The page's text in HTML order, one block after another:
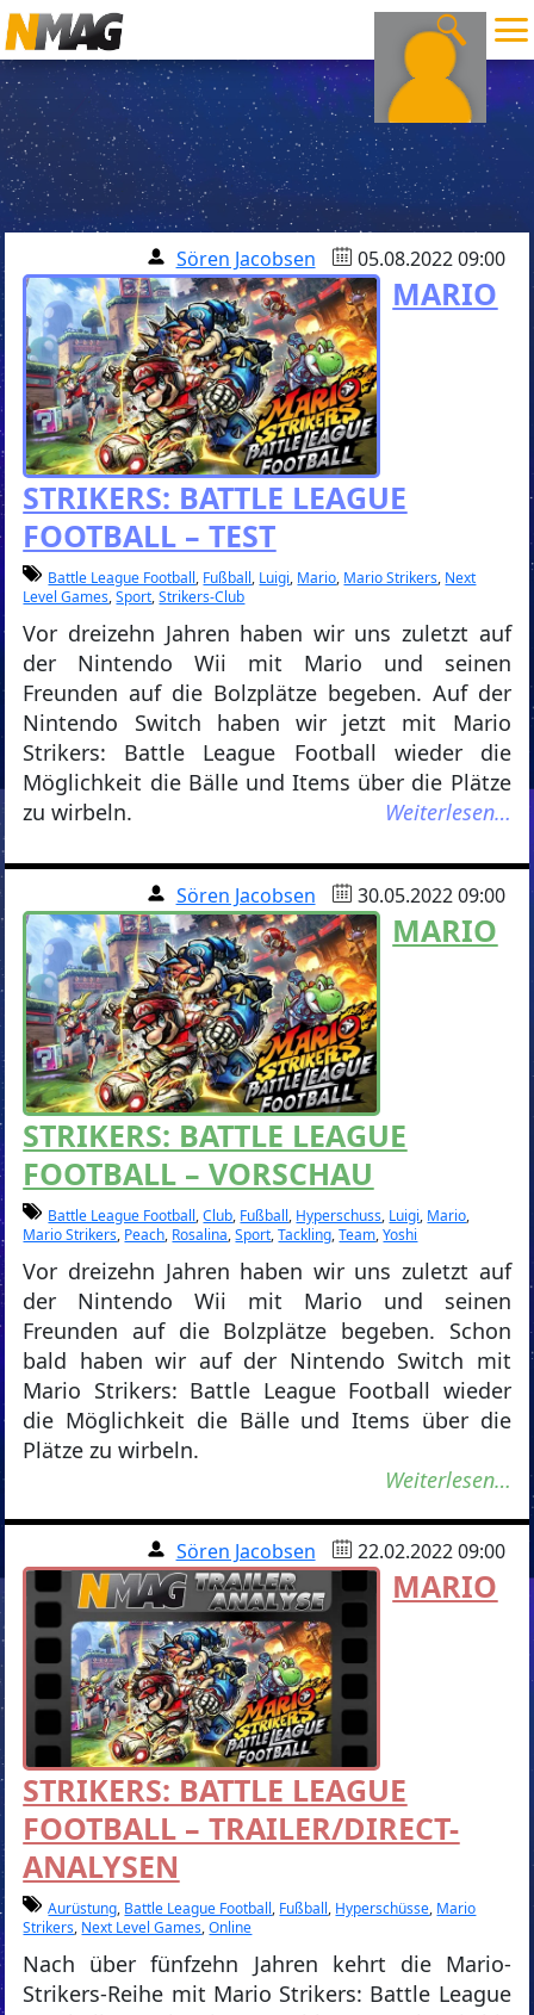
Sören Jacobsen 05.08.2022 09:00
MARIO
STRIKERS: BATTLE LEAGUE
FOOTBALL – TEST
Battle League Football, Fußball, Luigi, Mario, Mario Strikers, Next
Level Games,Sport,Strikers-Club
Vor dreizehn Jahren haben wir uns zuletzt auf
der Nintendo Wii mit Mario und seinen
Freunden auf die Bolzplätze begeben. Auf der
Nintendo Switch haben wir jetzt mit Mario
Strikers: Battle League Football wieder die
Möglichkeit die Bälle und Items über die Plätze
zu wirbeln.
Weiterlesen…
Sören Jacobsen 30.05.2022 09:00
MARIO
STRIKERS: BATTLE LEAGUE
FOOTBALL – VORSCHAU
Battle League Football,Club, Fußball, Hyperschuss, Luigi, Mario,
Mario Strikers, Peach, Rosalina,Sport,Tackling,Team,Yoshi
Vor dreizehn Jahren haben wir uns zuletzt auf
der Nintendo Wii mit Mario und seinen
Freunden auf die Bolzplätze begeben. Schon
bald haben wir auf der Nintendo Switch mit
Mario Strikers: Battle League Football wieder
die Möglichkeit die Bälle und Items über die
Plätze zu wirbeln.
Weiterlesen…
Sören Jacobsen 22.02.2022 09:00
MARIO
STRIKERS: BATTLE LEAGUE
FOOTBALL – TRAILER/DIRECT-
ANALYSEN
Aurüstung, Battle League Football, Fußball, Hyperschüsse, Mario
Strikers, Next Level Games,Online
Nach über fünfzehn Jahren kehrt die Mario-
Strikers-Reihe mit Mario Strikers: Battle League